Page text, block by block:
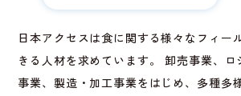
日本アクセスは食に関する様々なフィー
きる人材を求めています。 卸売事業、ロ
事業、製造・加工事業をはじめ、多種多